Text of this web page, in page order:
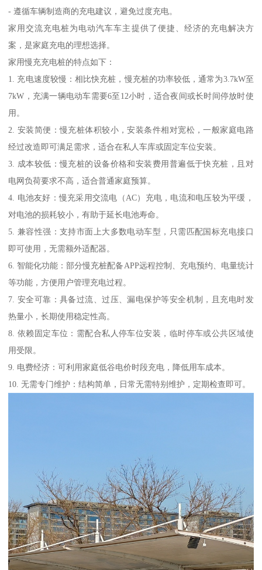
- 遵循车辆制造商的充电建议，避免过度充电。
家用交流充电桩为电动汽车车主提供了便捷、经济的充电解决方
案，是家庭充电的理想选择。
家用慢充充电桩的特点如下：
1. 充电速度较慢：相比快充桩，慢充桩的功率较低，通常为3.7kW至
7kW，充满一辆电动车需要6至12小时，适合夜间或长时间停放时使
用。
2. 安装简便：慢充桩体积较小，安装条件相对宽松，一般家庭电路
经过改造即可满足需求，适合在私人车库或固定车位安装。
3. 成本较低：慢充桩的设备价格和安装费用普遍低于快充桩，且对
电网负荷要求不高，适合普通家庭预算。
4. 电池友好：慢充采用交流电（AC）充电，电流和电压较为平缓，
对电池的损耗较小，有助于延长电池寿命。
5. 兼容性强：支持市面上大多数电动车型，只需匹配国标充电接口
即可使用，无需额外适配器。
6. 智能化功能：部分慢充桩配备APP远程控制、充电预约、电量统计
等功能，方便用户管理充电过程。
7. 安全可靠：具备过流、过压、漏电保护等安全机制，且充电时发
热量小，长期使用稳定性高。
8. 依赖固定车位：需配合私人停车位安装，临时停车或公共区域使
用受限。
9. 电费经济：可利用家庭低谷电价时段充电，降低用车成本。
10. 无需专门维护：结构简单，日常无需特别维护，定期检查即可。